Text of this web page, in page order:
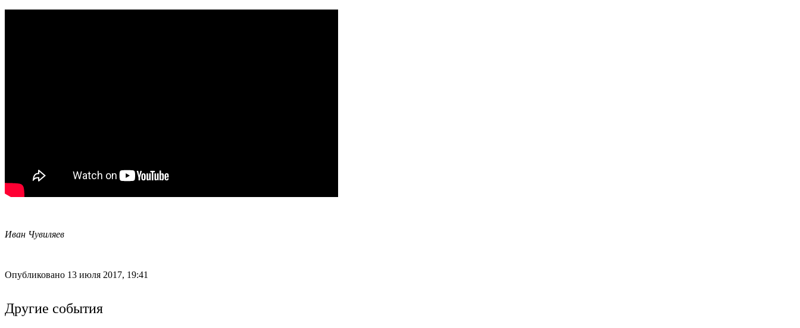
Иван Чувиляев
Опубликовано 13 июля 2017, 19:41
Другие события